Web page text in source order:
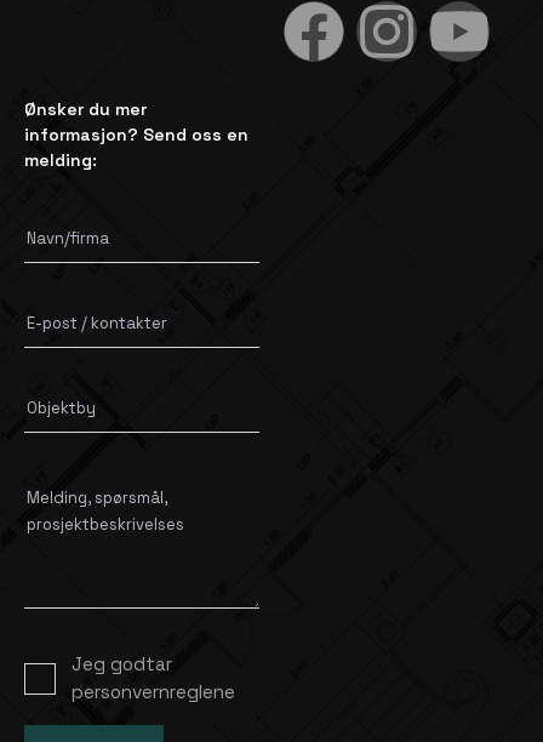
Ønsker du mer
informasjon? Send oss en
melding:
Jeg godtar
personvernreglene